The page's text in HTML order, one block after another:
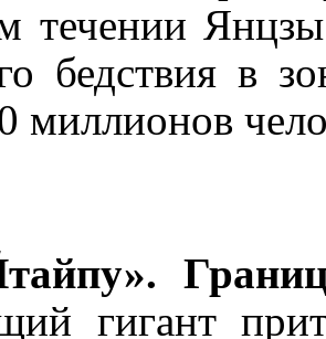
течении
бедствия в
миллионов
гигант